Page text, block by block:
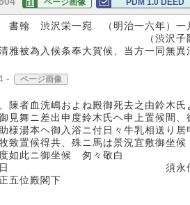
ページ画像 PDM 1.0 DEED
書翰 渋沢栄一宛 （明治一六年）一
沢子爵家所
雅被為入候条奉大賀候、当方一同無異
- ページ画像
陳者血洗嶋およね殿御死去之由鈴木
見舞ニ差出申度鈴木氏ヘ申上置候間
様湯本ヘ御入浴ニ付日々牛乳相送り居
致置候得共、殊ニ馬は景況宜敷御坐候
如此ニ御坐候 匆々敬白
九日 須永伝
殿閣下